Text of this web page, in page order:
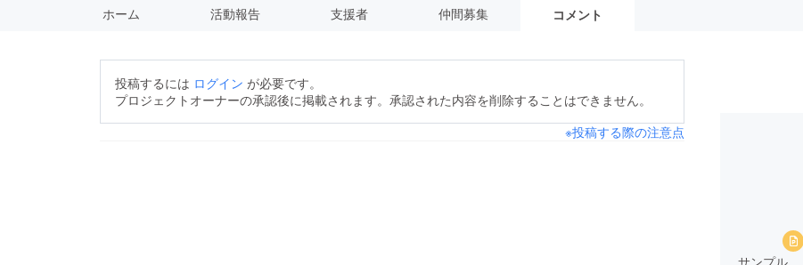
ホーム 活動報告 支援者 仲間募集 コメント
投稿するには ログイン が必要です。
プロジェクトオーナーの承認後に掲載されます。承認された内容を削除することはできません。
※投稿する際の注意点
サンプル